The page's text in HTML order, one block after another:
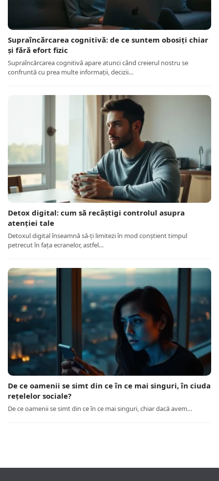
Supraîncărcarea cognitivă: de ce suntem obosiți chiar
și fără efort fizic
Supraîncărcarea cognitivă apare atunci când creierul nostru se
confruntă cu prea multe informații, decizii…
Detox digital: cum să recâștigi controlul asupra
atenției tale
Detoxul digital înseamnă să-ți limitezi în mod conștient timpul
petrecut în fața ecranelor, astfel…
De ce oamenii se simt din ce în ce mai singuri, în ciuda
rețelelor sociale?
De ce oamenii se simt din ce în ce mai singuri, chiar dacă avem…